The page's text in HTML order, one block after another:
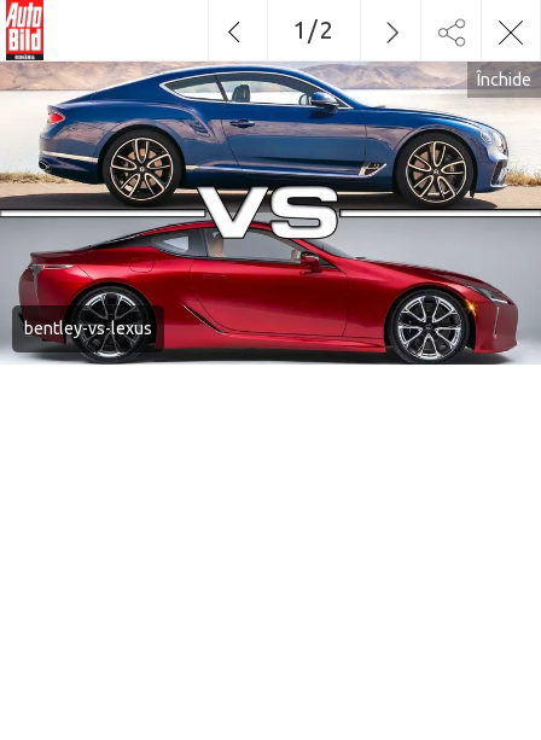
bentley-vs-lexus
Închide
1 /2